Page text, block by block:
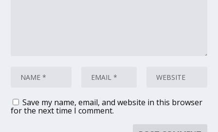
Save my name, email, and website in this browser
for the next time I comment.